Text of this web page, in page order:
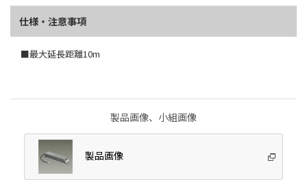
仕様・注意事項
■最大延長距離10m
製品画像、小組画像
製品画像